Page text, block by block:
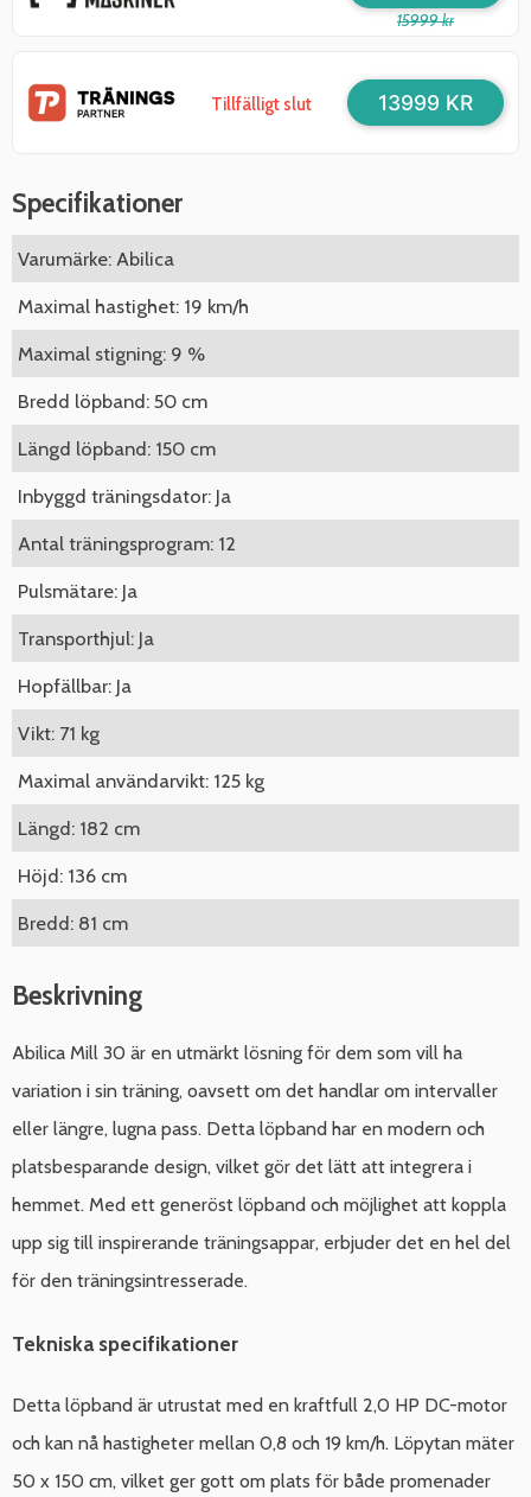
15999 kr
Tillfälligt slut 13999 KR
Specifikationer
Varumärke: Abilica
Maximal hastighet: 19 km/h
Maximal stigning: 9 %
Bredd löpband: 50 cm
Längd löpband: 150 cm
Inbyggd träningsdator: Ja
Antal träningsprogram: 12
Pulsmätare: Ja
Transporthjul: Ja
Hopfällbar: Ja
Vikt: 71 kg
Maximal användarvikt: 125 kg
Längd: 182 cm
Höjd: 136 cm
Bredd: 81 cm
Beskrivning
Abilica Mill 30 är en utmärkt lösning för dem som vill ha
variation i sin träning, oavsett om det handlar om intervaller
eller längre, lugna pass. Detta löpband har en modern och
platsbesparande design, vilket gör det lätt att integrera i
hemmet. Med ett generöst löpband och möjlighet att koppla
upp sig till inspirerande träningsappar, erbjuder det en hel del
för den träningsintresserade.
Tekniska specifikationer
Detta löpband är utrustat med en kraftfull 2,0 HP DC-motor
och kan nå hastigheter mellan 0,8 och 19 km/h. Löpytan mäter
50 x 150 cm, vilket ger gott om plats för både promenader